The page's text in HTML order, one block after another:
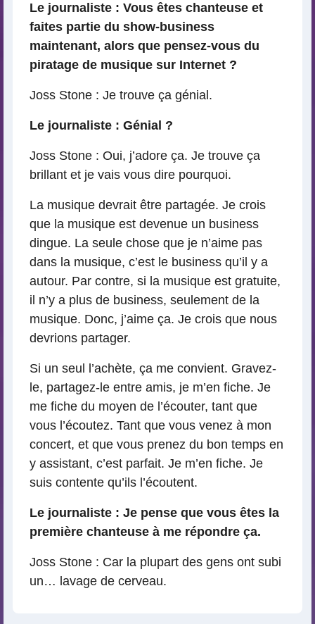
Le journaliste : Vous êtes chanteuse et
faites partie du show-business
maintenant, alors que pensez-vous du
piratage de musique sur Internet ?
Joss Stone : Je trouve ça génial.
Le journaliste : Génial ?
Joss Stone : Oui, j’adore ça. Je trouve ça
brillant et je vais vous dire pourquoi.
La musique devrait être partagée. Je crois
que la musique est devenue un business
dingue. La seule chose que je n’aime pas
dans la musique, c’est le business qu’il y a
autour. Par contre, si la musique est gratuite,
il n’y a plus de business, seulement de la
musique. Donc, j’aime ça. Je crois que nous
devrions partager.
Si un seul l’achète, ça me convient. Gravez-
le, partagez-le entre amis, je m’en fiche. Je
me fiche du moyen de l’écouter, tant que
vous l’écoutez. Tant que vous venez à mon
concert, et que vous prenez du bon temps en
y assistant, c’est parfait. Je m’en fiche. Je
suis contente qu’ils l’écoutent.
Le journaliste : Je pense que vous êtes la
première chanteuse à me répondre ça.
Joss Stone : Car la plupart des gens ont subi
un… lavage de cerveau.